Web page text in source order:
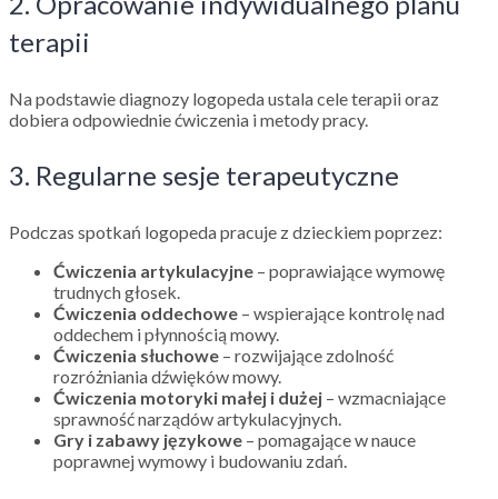
terapii
Na podstawie diagnozy logopeda ustala cele terapii oraz
dobiera odpowiednie ćwiczenia i metody pracy.
3. Regularne sesje terapeutyczne
Podczas spotkań logopeda pracuje z dzieckiem poprzez:
Ćwiczenia artykulacyjne – poprawiające wymowę
trudnych głosek.
Ćwiczenia oddechowe – wspierające kontrolę nad
oddechem i płynnością mowy.
Ćwiczenia słuchowe – rozwijające zdolność
rozróżniania dźwięków mowy.
Ćwiczenia motoryki małej i dużej – wzmacniające
sprawność narządów artykulacyjnych.
Gry i zabawy językowe – pomagające w nauce
poprawnej wymowy i budowaniu zdań.